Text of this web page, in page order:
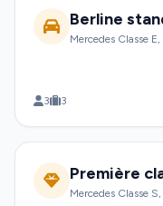
Berline
Mercedes Classe
3 3
Première
Mercedes Classe